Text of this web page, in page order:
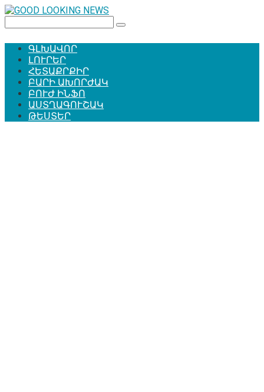
Перейти
контенту
ԳԼԽԱՎՈՐ
ԼՈՒՐԵՐ
ՀԵՏԱՔՐՔԻՐ
ԲԱՐԻ ԱԽՈՐԺԱԿ
ԲՈՒԺ ԻՆՖՈ
ԱՍՏՂԱԳՈՒՇԱԿ
ԹԵՍՏԵՐ